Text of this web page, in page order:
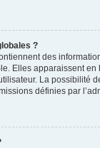
?
des
Elles apparaissent en
La possibilité
définies par